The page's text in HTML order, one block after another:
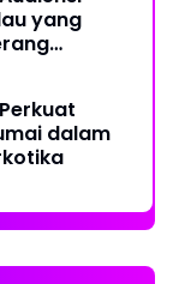
yang
dalam